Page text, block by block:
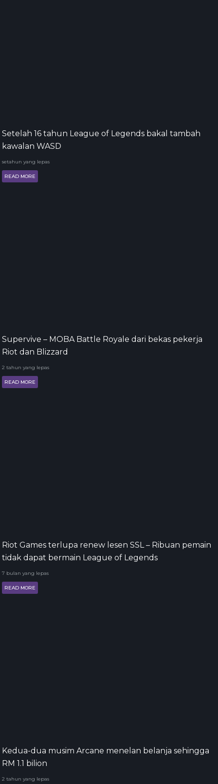
Setelah 16 tahun League of Legends bakal tambah
kawalan WASD
setahun yang lepas
READ MORE
Supervive – MOBA Battle Royale dari bekas pekerja
Riot dan Blizzard
2 tahun yang lepas
READ MORE
Riot Games terlupa renew lesen SSL – Ribuan pemain
tidak dapat bermain League of Legends
7 bulan yang lepas
READ MORE
Kedua-dua musim Arcane menelan belanja sehingga
RM 1.1 bilion
2 tahun yang lepas